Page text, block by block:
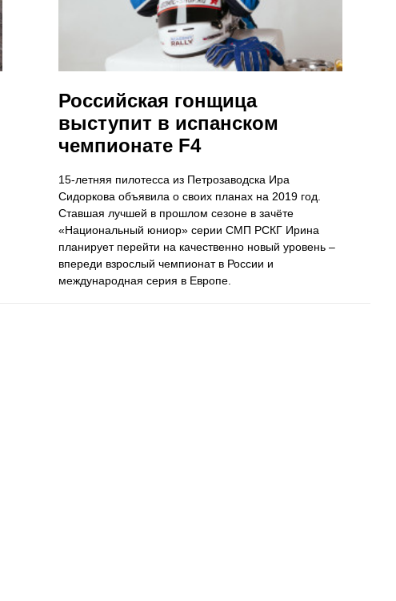
Российская гонщица
выступит в испанском
чемпионате F4
15-летняя пилотесса из Петрозаводска Ира
Сидоркова объявила о своих планах на 2019 год.
Ставшая лучшей в прошлом сезоне в зачёте
«Национальный юниор» серии СМП РСКГ Ирина
планирует перейти на качественно новый уровень –
впереди взрослый чемпионат в России и
международная серия в Европе.